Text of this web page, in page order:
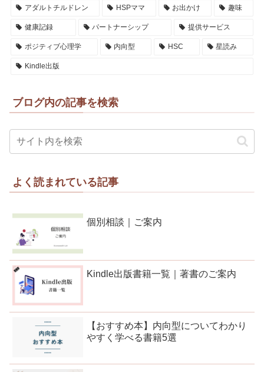
アダルトチルドレン HSPママ お出かけ 趣味
健康記録 パートナーシップ 提供サービス
ポジティブ心理学 内向型 HSC 星読み
Kindle出版
ブログ内の記事を検索
よく読まれている記事
個別相談｜ご案内
Kindle出版書籍一覧｜著書のご案内
【おすすめ本】内向型についてわかり
やすく学べる書籍5選